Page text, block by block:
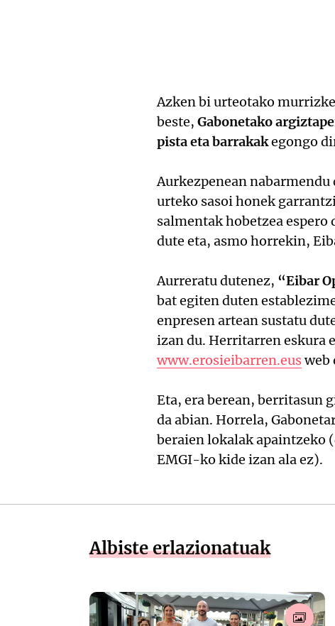
Azken bi urteotako
beste, Gabonetako
pista eta barrakakegongo
Aurkezpenean
urteko sasoi honek
salmentak hobetzea
dute eta, asmo horrekin,
Aurreratu dutenez, “Eibar
bat egiten duten
enpresen artean sustatu
izan du. Herritarren eskura
www.erosieibarren.eusweb
Eta, era berean, berritasun
da abian. Horrela,
beraien lokalak apaintzeko
EMGI-ko kide izan ala ez).
Albiste erlazionatuak